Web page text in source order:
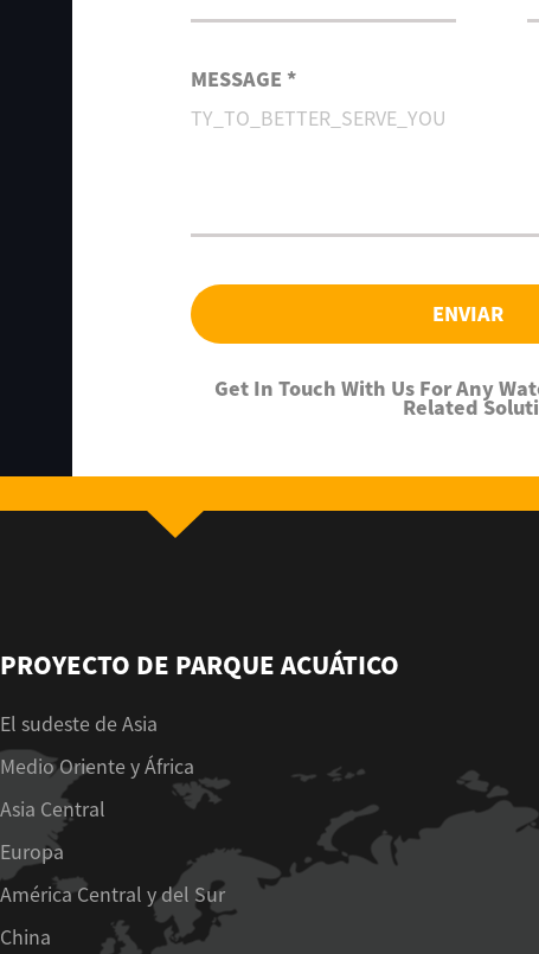
MESSAGE *
ENVIAR
Get In Touch With Us For Any
Related
PROYECTO DE PARQUE ACUÁTICO
El sudeste de Asia
Medio Oriente y África
Asia Central
Europa
América Central y del Sur
China